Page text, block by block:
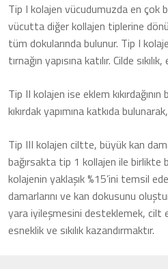
Tip I kolajen vücudumuzda en çok
vücutta diğer kollajen tiplerine
tüm dokularında bulunur. Tip I
tırnağın yapısına katılır. Cilde
Tip II kolajen ise eklem
kıkırdak yapımına katkıda
Tip III kolajen ciltte, büyük kan
bağırsakta tip 1 kollajen ile birlikte
kolajenin yaklaşık %15’ini temsil
damarlarını ve kan dokusunu
yara iyileşmesini desteklemek, cilt
esneklik ve sıkılık kazandırmaktır.